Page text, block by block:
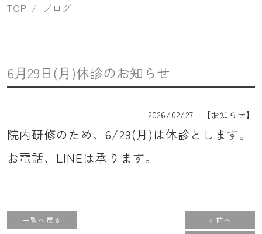
院内紹介
お知らせ
086-441-7500
TOP ブログ
6月29日(月)休診のお知らせ
2026/02/27 【 お知らせ】
院内研修のため、6/29(月)は休診とします。
お電話、LINEは承ります。
一覧へ戻る < 前へ